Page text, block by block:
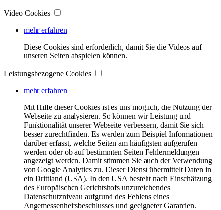
Video Cookies
mehr erfahren
Diese Cookies sind erforderlich, damit Sie die Videos auf
unseren Seiten abspielen können.
Leistungsbezogene Cookies
mehr erfahren
Mit Hilfe dieser Cookies ist es uns möglich, die Nutzung der
Webseite zu analysieren. So können wir Leistung und
Funktionalität unserer Webseite verbessern, damit Sie sich
besser zurechtfinden. Es werden zum Beispiel Informationen
darüber erfasst, welche Seiten am häufigsten aufgerufen
werden oder ob auf bestimmten Seiten Fehlermeldungen
angezeigt werden. Damit stimmen Sie auch der Verwendung
von Google Analytics zu. Dieser Dienst übermittelt Daten in
ein Drittland (USA). In den USA besteht nach Einschätzung
des Europäischen Gerichtshofs unzureichendes
Datenschutzniveau aufgrund des Fehlens eines
Angemessenheitsbeschlusses und geeigneter Garantien.